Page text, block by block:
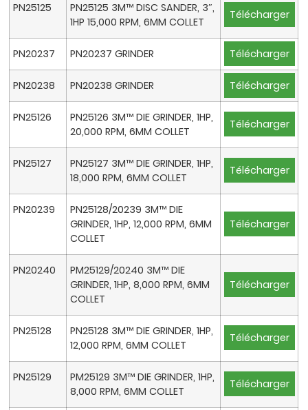
PN25125
PN25125 3M™ DISC SANDER, 3″,
1HP 15,000 RPM, 6MM COLLET
Télécharger
PN20237 PN20237 GRINDER Télécharger
PN20238 PN20238 GRINDER Télécharger
PN25126
PN25126 3M™ DIE GRINDER, 1HP,
20,000 RPM, 6MM COLLET
Télécharger
PN25127
PN25127 3M™ DIE GRINDER, 1HP,
18,000 RPM, 6MM COLLET
Télécharger
PN20239
PN25128/20239 3M™ DIE
GRINDER, 1HP, 12,000 RPM, 6MM
COLLET
Télécharger
PN20240
PM25129/20240 3M™ DIE
GRINDER, 1HP, 8,000 RPM, 6MM
COLLET
Télécharger
PN25128
PN25128 3M™ DIE GRINDER, 1HP,
12,000 RPM, 6MM COLLET
Télécharger
PN25129
PM25129 3M™ DIE GRINDER, 1HP,
8,000 RPM, 6MM COLLET
Télécharger